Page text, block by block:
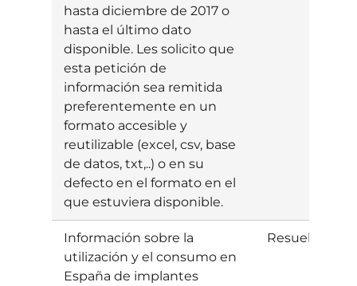
hasta diciembre de 2017 o
hasta el último dato
disponible. Les solicito que
esta petición de
información sea remitida
preferentemente en un
formato accesible y
reutilizable (excel, csv, base
de datos, txt,..) o en su
defecto en el formato en el
que estuviera disponible.
Información sobre la
utilización y el consumo en
España de implantes
Resuelta